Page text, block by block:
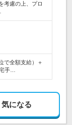
慮の上、プロ
で全額支給）＋
手…
気になる